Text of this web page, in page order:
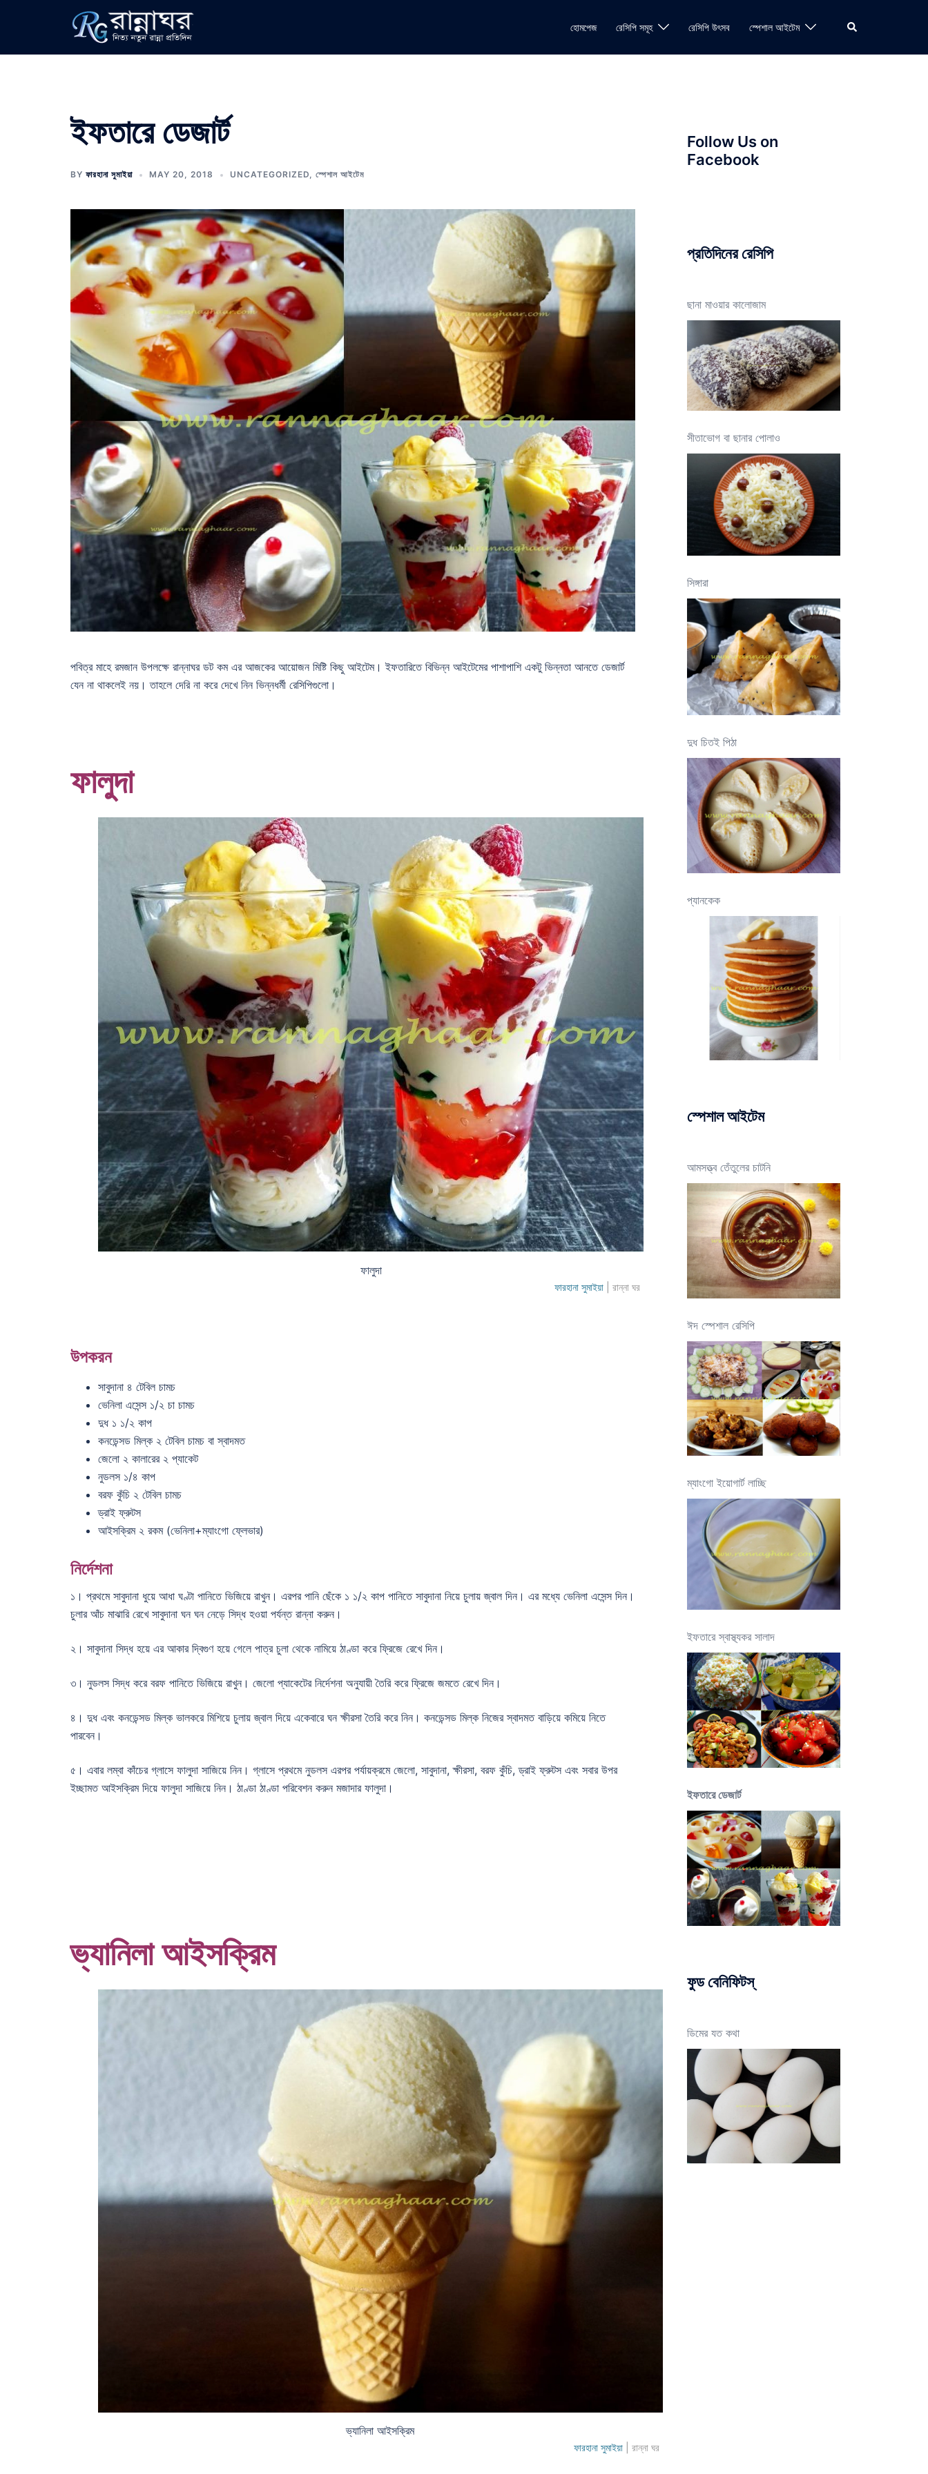
হোমপেজ রেসিপি সমূহ রেসিপি উৎসব স্পেশাল আইটেম Search
ইফতারে ডেজার্ট
BY ফারহানা সুমাইয়া MAY 20, 2018 UNCATEGORIZED, স্পেশাল আইটেম
পবিত্র মাহে রমজান উপলক্ষে রান্নাঘর ডট কম এর আজকের আয়োজন মিষ্টি কিছু আইটেম। ইফতারিতে বিভিন্ন আইটেমের পাশাপাশি একটু ভিন্নতা আনতে ডেজার্ট
যেন না থাকলেই নয়। তাহলে দেরি না করে দেখে নিন ভিন্নধর্মী রেসিপিগুলো।
ফালুদা
ফালুদা
ফারহানা সুমাইয়া | রান্না ঘর
উপকরন
সাবুদানা ৪ টেবিল চামচ
ভেনিলা এসেন্স ১/২ চা চামচ
দুধ ১ ১/২ কাপ
কনডেন্সড মিল্ক ২ টেবিল চামচ বা স্বাদমত
জেলো ২ কালারের ২ প্যাকেট
নুডলস ১/৪ কাপ
বরফ কুঁচি ২ টেবিল চামচ
ড্রাই ফ্রুটস
আইসক্রিম ২ রকম (ভেনিলা+ম্যাংগো ফ্লেভার)
নির্দেশনা
১। প্রথমে সাবুদানা ধুয়ে আধা ঘণ্টা পানিতে ভিজিয়ে রাখুন। এরপর পানি ছেঁকে ১ ১/২ কাপ পানিতে সাবুদানা নিয়ে চুলায় জ্বাল দিন। এর মধ্যে ভেনিলা এসেন্স দিন।
চুলার আঁচ মাঝারি রেখে সাবুদানা ঘন ঘন নেড়ে সিদ্ধ হওয়া পর্যন্ত রান্না করুন।
২। সাবুদানা সিদ্ধ হয়ে এর আকার দ্বিগুণ হয়ে গেলে পাত্র চুলা থেকে নামিয়ে ঠাণ্ডা করে ফ্রিজে রেখে দিন।
৩। নুডলস সিদ্ধ করে বরফ পানিতে ভিজিয়ে রাখুন। জেলো প্যাকেটের নির্দেশনা অনুযায়ী তৈরি করে ফ্রিজে জমতে রেখে দিন।
৪। দুধ এবং কনডেন্সড মিল্ক ভালকরে মিশিয়ে চুলায় জ্বাল দিয়ে একেবারে ঘন ক্ষীরসা তৈরি করে নিন। কনডেন্সড মিল্ক নিজের স্বাদমত বাড়িয়ে কমিয়ে নিতে
পারবেন।
৫। এবার লম্বা কাঁচের গ্লাসে ফালুদা সাজিয়ে নিন। গ্লাসে প্রথমে নুডলস এরপর পর্যায়ক্রমে জেলো, সাবুদানা, ক্ষীরসা, বরফ কুঁচি, ড্রাই ফ্রুটস এবং সবার উপর
ইচ্ছামত আইসক্রিম দিয়ে ফালুদা সাজিয়ে নিন। ঠাণ্ডা ঠাণ্ডা পরিবেশন করুন মজাদার ফালুদা।
ভ্যানিলা আইসক্রিম
ভ্যানিলা আইসক্রিম
ফারহানা সুমাইয়া| রান্না ঘর
Follow Us on
Facebook
প্রতিদিনের রেসিপি
ছানা মাওয়ার কালোজাম
সীতাভোগ বা ছানার পোলাও
সিঙ্গারা
দুধ চিতই পিঠা
প্যানকেক
স্পেশাল আইটেম
আমসত্ত্ব তেঁতুলের চাটনি
ঈদ স্পেশাল রেসিপি
ম্যাংগো ইয়োগার্ট লাচ্ছি
ইফতারে স্বাস্থ্যকর সালাদ
ইফতারে ডেজার্ট
ফুড বেনিফিটস্
ডিমের যত কথা